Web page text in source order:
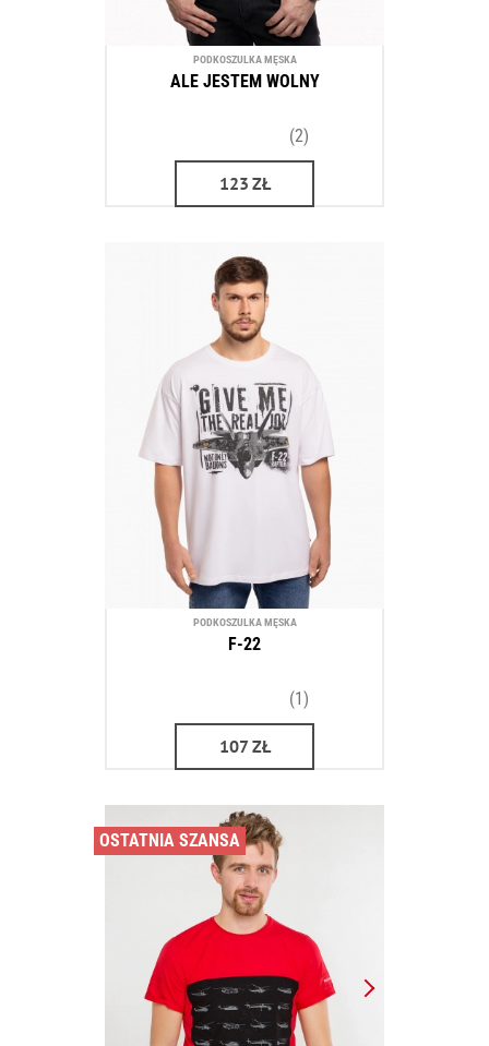
PODKOSZULKA MĘSKA
ALE JESTEM WOLNY
(2)
123 ZŁ
PODKOSZULKA MĘSKA
F-22
(1)
107ZŁ
OSTATNIA SZANSA